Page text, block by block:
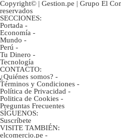
Copyright© | Gestion.pe | Grupo El
reservados
SECCIONES:
Portada -
Economía -
Mundo -
Perú -
Tu Dinero -
Tecnología
CONTACTO:
¿Quiénes somos? -
Términos y Condiciones -
Política de Privacidad -
Politica de Cookies -
Preguntas Frecuentes
SÍGUENOS:
Suscríbete
VISITE TAMBIÉN:
elcomercio.pe -